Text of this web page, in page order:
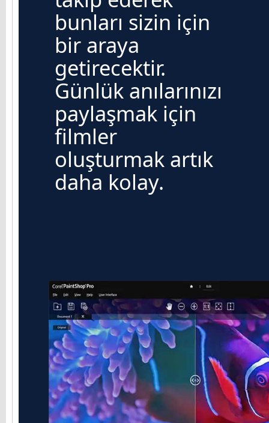
bunları sizin için
bir araya
getirecektir.
Günlük anılarınızı
paylaşmak için
filmler
oluşturmak artık
daha kolay.